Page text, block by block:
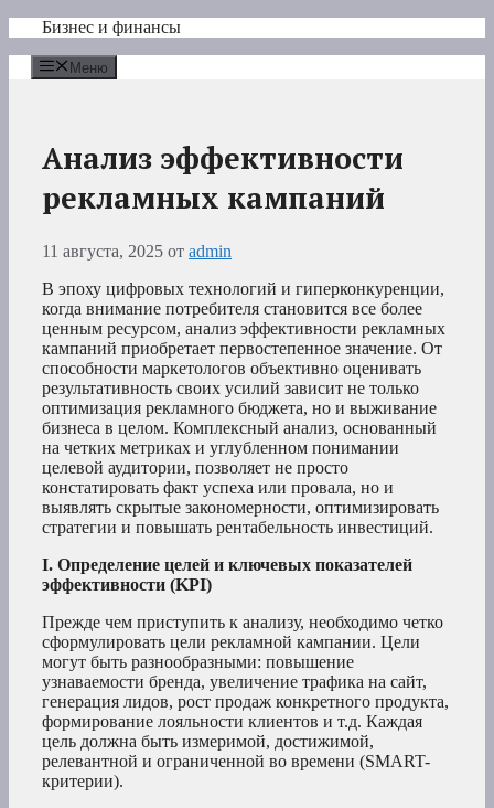
Перейти
содержимому
Бизнес и финансы
Меню
Анализ эффективности
рекламных кампаний
11 августа, 2025 от admin
В эпоху цифровых технологий и гиперконкуренции,
когда внимание потребителя становится все более
ценным ресурсом, анализ эффективности рекламных
кампаний приобретает первостепенное значение. От
способности маркетологов объективно оценивать
результативность своих усилий зависит не только
оптимизация рекламного бюджета, но и выживание
бизнеса в целом. Комплексный анализ, основанный
на четких метриках и углубленном понимании
целевой аудитории, позволяет не просто
констатировать факт успеха или провала, но и
выявлять скрытые закономерности, оптимизировать
стратегии и повышать рентабельность инвестиций.
I. Определение целей и ключевых показателей
эффективности (KPI)
Прежде чем приступить к анализу, необходимо четко
сформулировать цели рекламной кампании. Цели
могут быть разнообразными: повышение
узнаваемости бренда, увеличение трафика на сайт,
генерация лидов, рост продаж конкретного продукта,
формирование лояльности клиентов и т.д. Каждая
цель должна быть измеримой, достижимой,
релевантной и ограниченной во времени (SMART-
критерии).